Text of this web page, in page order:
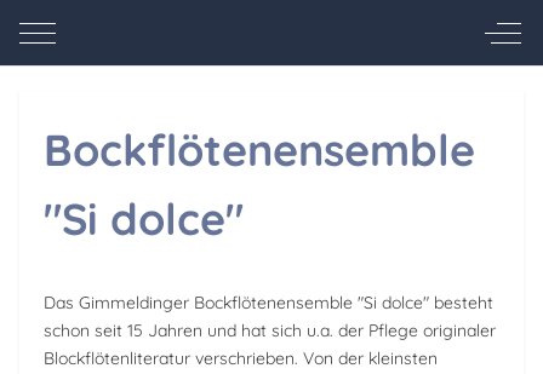
Mobile Menu Toggle Off-
Bockflötenensemble
"Si dolce"
Das Gimmeldinger Bockflötenensemble "Si dolce" besteht
schon seit 15 Jahren und hat sich u.a. der Pflege originaler
Blockflötenliteratur verschrieben. Von der kleinsten